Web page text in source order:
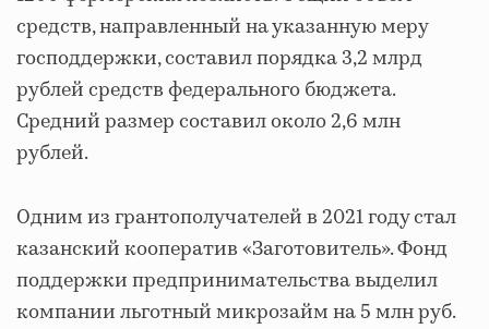
средств, направленный на указанную меру
господдержки, составил порядка 3,2 млрд
рублей средств федерального бюджета.
Средний размер составил около 2,6 млн
рублей.
Одним из грантополучателей в 2021 году стал
казанский кооператив «Заготовитель». Фонд
поддержки предпринимательства выделил
компании льготный микрозайм на 5 млн руб.